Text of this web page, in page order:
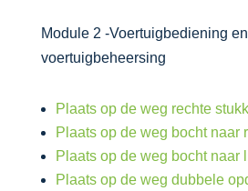
Module 2 -Voertuigbediening en
voertuigbeheersing
Plaats op de weg rechte
Plaats op de weg bocht naar
Plaats op de weg bocht naar
Plaats op de weg dubbele